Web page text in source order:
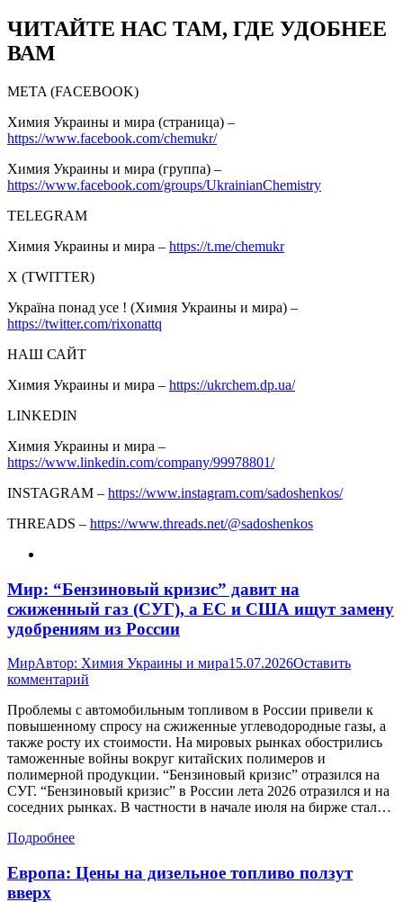
ЧИТАЙТЕ НАС ТАМ, ГДЕ УДОБНЕЕ
ВАМ
META (FACEBOOK)
Химия Украины и мира (страница) –
https://www.facebook.com/chemukr/
Химия Украины и мира (группа) –
https://www.facebook.com/groups/UkrainianChemistry
TELEGRAM
Химия Украины и мира – https://t.me/chemukr
Х (TWITTER)
Україна понад усе ! (Химия Украины и мира) –
https://twitter.com/rixonattq
НАШ САЙТ
Химия Украины и мира – https://ukrchem.dp.ua/
LINKEDIN
Химия Украины и мира –
https://www.linkedin.com/company/99978801/
INSTAGRAM – https://www.instagram.com/sadoshenkos/
THREADS – https://www.threads.net/@sadoshenkos
Мир: “Бензиновый кризис” давит на
сжиженный газ (СУГ), а ЕС и США ищут замену
удобрениям из России
МирАвтор: Химия Украины и мира15.07.2026Оставить
комментарий
Проблемы с автомобильным топливом в России привели к
повышенному спросу на сжиженные углеводородные газы, а
также росту их стоимости. На мировых рынках обострились
таможенные войны вокруг китайских полимеров и
полимерной продукции. “Бензиновый кризис” отразился на
СУГ. “Бензиновый кризис” в России лета 2026 отразился и на
соседних рынках. В частности в начале июля на бирже стал…
Подробнее
Европа: Цены на дизельное топливо ползут
вверх